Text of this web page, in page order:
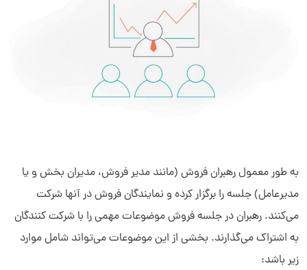
به طور معمول رهبران فروش (مانند مدیر فروش، مدیران بخش و یا
مدیرعامل) جلسه را برگزار کرده و نمایندگان فروش در آنها شرکت
می‌کنند. رهبران در جلسه فروش موضوعات مهمی را با شرکت کنندگان
به اشتراک می‌گذارند. بخشی از این موضوعات می‌تواند شامل موارد
زیر باشد: